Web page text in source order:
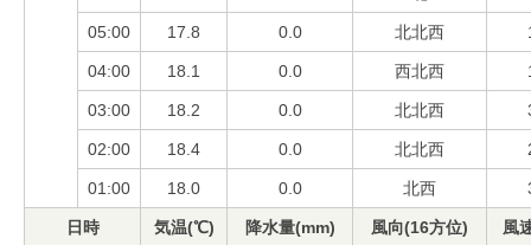
05:00 17.8 0.0 北北西
04:00 18.1 0.0 西北西
03:00 18.2 0.0 北北西
02:00 18.4 0.0 北北西
01:00 18.0 0.0 北西
日時 気温(℃) 降水量(mm) 風向(16方位) 風